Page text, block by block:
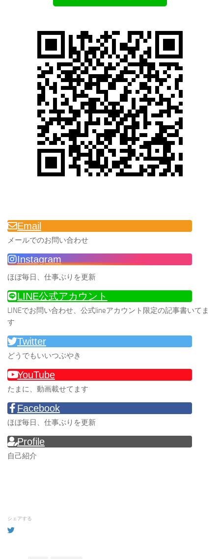
Email
メールでのお問い合わせ
Instagram
ほぼ毎日、仕事ぶりを更新
LINE公式アカウント
LINEでお問い合わせ、公式lineアカウント限定の記事書いてま
す
Twitter
どうでもいいつぶやき
YouTube
たまに、動画載せてます
Facebook
ほぼ毎日、仕事ぶりを更新
Profile
自己紹介
シェアする